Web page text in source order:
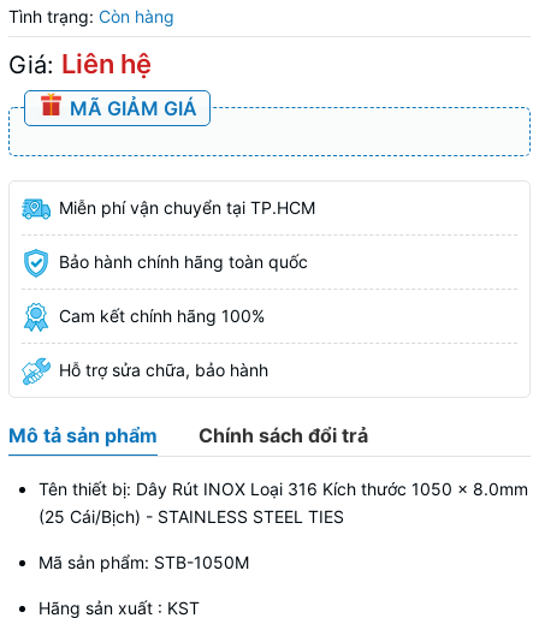
Tình trạng: Còn hàng
Giá: Liên hệ
MÃ GIẢM GIÁ
Miễn phí vận chuyển tại TP.HCM
Bảo hành chính hãng toàn quốc
Cam kết chính hãng 100%
Hỗ trợ sửa chữa, bảo hành
Mô tả sản phẩm Chính sách đổi trả
Tên thiết bị: Dây Rút INOX Loại 316 Kích thước 1050 x 8.0mm
(25 Cái/Bịch) - STAINLESS STEEL TIES
Mã sản phẩm: STB-1050M
Hãng sản xuất : KST